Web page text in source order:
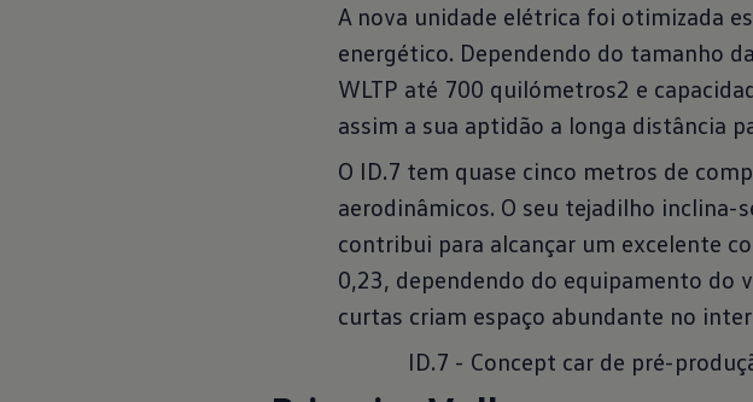
A nova unidade elétrica foi otimizada
energético. Dependendo do tamanho
WLTP até 700 quilómetros2 e
assim a sua aptidão a longa distância
O ID.7 tem quase cinco metros de
aerodinâmicos. O seu tejadilho
contribui para alcançar um excelente
0,23, dependendo do equipamento do
curtas criam espaço abundante no
ID.7 - Concept car de pré-